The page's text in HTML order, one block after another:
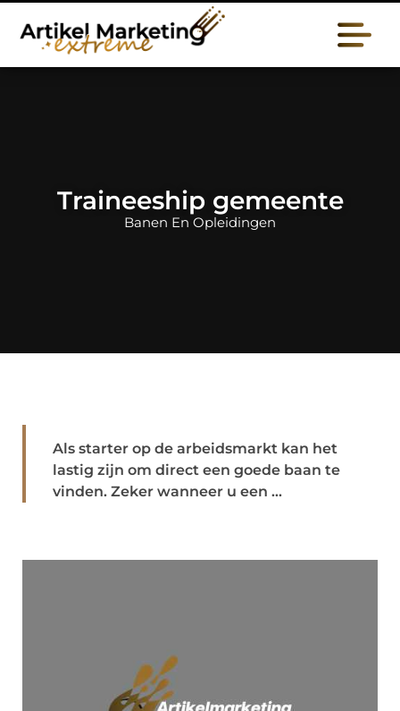
Traineeship gemeente
Banen En Opleidingen
Als starter op de arbeidsmarkt kan het
lastig zijn om direct een goede baan te
vinden. Zeker wanneer u een ...